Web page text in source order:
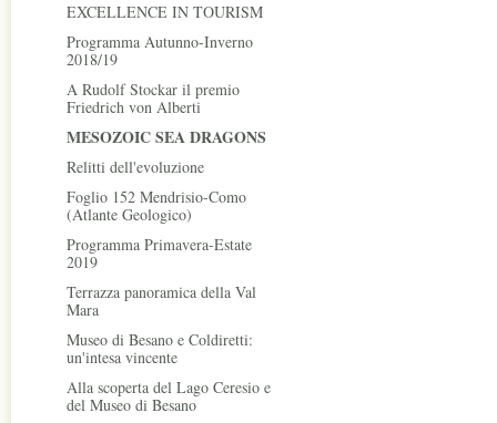
EXCELLENCE IN TOURISM
Programma Autunno-Inverno
2018/19
A Rudolf Stockar il premio
Friedrich von Alberti
MESOZOIC SEA DRAGONS
Relitti dell'evoluzione
Foglio 152 Mendrisio-Como
(Atlante Geologico)
Programma Primavera-Estate
2019
Terrazza panoramica della Val
Mara
Museo di Besano e Coldiretti:
un'intesa vincente
Alla scoperta del Lago Ceresio e
del Museo di Besano